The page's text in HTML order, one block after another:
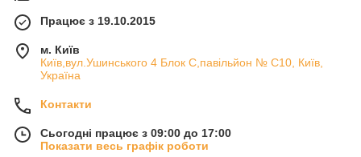
Працює з 19.10.2015
м. Київ
Київ,вул.Ушинського 4 Блок С,павільйон № С10, Київ,
Україна
Контакти
Сьогодні працює з 09:00 до 17:00
Показати весь графік роботи